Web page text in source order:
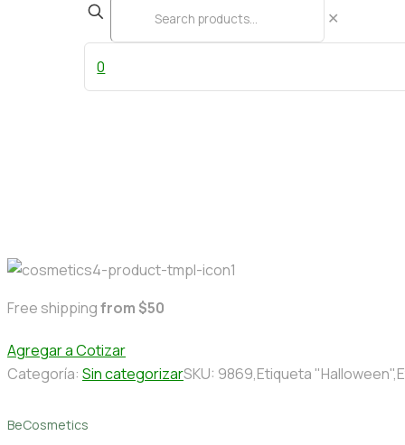
✕
0
Free shippingfrom $50
Agregar a Cotizar
Categoría: Sin categorizarSKU: 9869,Etiqueta
BeCosmetics